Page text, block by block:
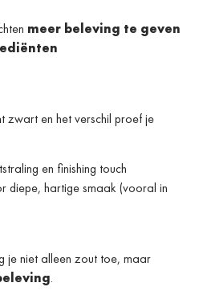
meer beleving te geven
zwart en het verschil proef je
en finishing touch
diepe, hartige smaak (vooral in
je niet alleen zout toe, maar
.